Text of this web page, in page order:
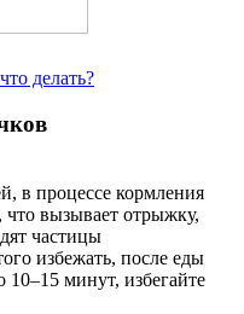
делать?
в процессе кормления
что вызывает отрыжку,
частицы
избежать, после еды
10–15 минут, избегайте